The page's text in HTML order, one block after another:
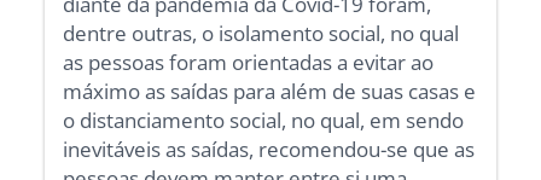
dentre outras, o isolamento social, no qual
as pessoas foram orientadas a evitar ao
máximo as saídas para além de suas casas e
o distanciamento social, no qual, em sendo
inevitáveis as saídas, recomendou-se que as